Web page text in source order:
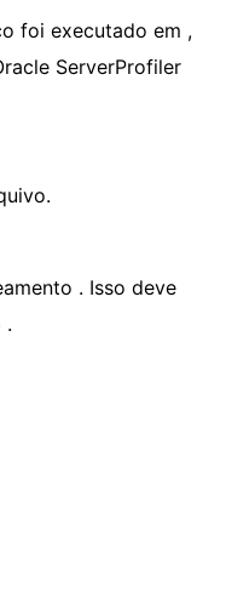
foi executado em ,
ServerProfiler
. Isso deve
.